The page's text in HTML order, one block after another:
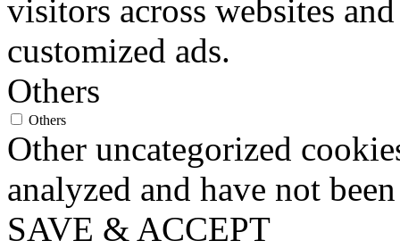
visitors across websites
customized ads.
Others
Others
Other uncategorized
analyzed and have not
SAVE & ACCEPT